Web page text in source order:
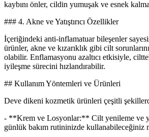
kaybını önler, cildin yumuşak ve esnek
### 4. Akne ve Yatıştırıcı Özellikler
İçeriğindeki anti-inflamatuar bileşenler
ürünler, akne ve kızarıklık gibi cilt
olabilir. Enflamasyonu azaltıcı etkisiyle,
iyileşme sürecini hızlandırabilir.
## Kullanım Yöntemleri ve Ürünleri
Deve dikeni kozmetik ürünleri çeşitli
- **Krem ve Losyonlar:** Cilt yenileme ve
günlük bakım rutininizde kullanabileceğiniz